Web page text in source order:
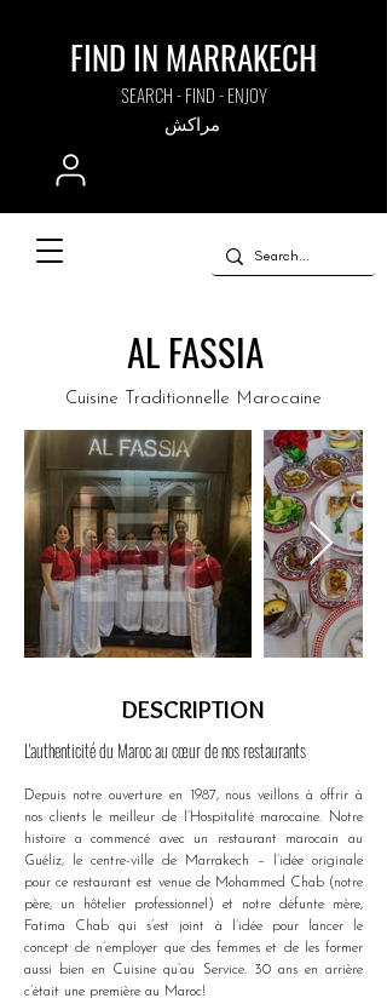
FIND IN MARRAKECH
SEARCH - FIND - ENJOY
مراكش
AL FASSIA
Cuisine Traditionnelle Marocaine
DESCRIPTION
L'authenticité du Maroc au cœur de nos restaurants
Depuis notre ouverture en 1987, nous veillons à offrir à
nos clients le meilleur de l’Hospitalité marocaine. Notre
histoire a commencé avec un restaurant marocain au
Guéliz, le centre-ville de Marrakech – l’idée originale
pour ce restaurant est venue de Mohammed Chab (notre
père, un hôtelier professionnel) et notre défunte mère,
Fatima Chab qui s’est joint à l’idée pour lancer le
concept de n’employer que des femmes et de les former
aussi bien en Cuisine qu’au Service. 30 ans en arrière
c’était une première au Maroc!